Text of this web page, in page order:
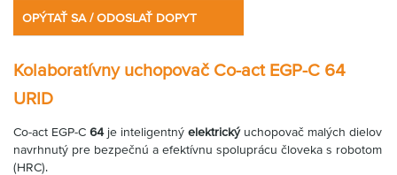
OPÝTAŤ SA / ODOSLAŤ DOPYT
Kolaboratívny uchopovač Co-act EGP-C 64
URID
Co-act EGP-C 64 je inteligentný elektrickýuchopovač malých dielov
navrhnutý pre bezpečnú a efektívnu spoluprácu človeka s robotom
(HRC).